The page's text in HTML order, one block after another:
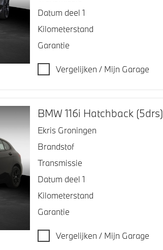
Datum deel 1
Kilometerstand
Garantie
Vergelijken / Mijn Garage
BMW 116i Hatchback (5drs)
Ekris Groningen
Brandstof
Transmissie
Datum deel 1
Kilometerstand
Garantie
Vergelijken / Mijn Garage